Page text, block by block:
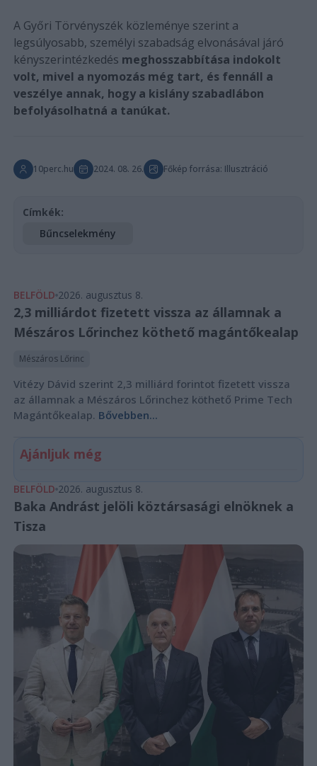
A Győri Törvényszék közleménye szerint a
legsúlyosabb, személyi szabadság elvonásával járó
kényszerintézkedés meghosszabbítása indokolt
volt, mivel a nyomozás még tart, és fennáll a
veszélye annak, hogy a kislány szabadlábon
befolyásolhatná a tanúkat.
10perc.hu 2024. 08. 26. Főkép forrása: Illusztráció
Címkék:
Bűncselekmény
BELFÖLD 2026. augusztus 8.
2,3 milliárdot fizetett vissza az államnak a
Mészáros Lőrinchez köthető magántőkealap
Mészáros Lőrinc
Vitézy Dávid szerint 2,3 milliárd forintot fizetett vissza
az államnak a Mészáros Lőrinchez köthető Prime Tech
Magántőkealap. Bővebben...
Ajánljuk még
BELFÖLD 2026. augusztus 8.
Baka Andrást jelöli köztársasági elnöknek a
Tisza